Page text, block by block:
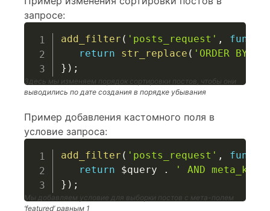
запросе:
add_filter ( 'posts_request' ,
return
str_replace ( 'ORDER BY'
} ) ;
Здесь мы изменяем порядок сортировки постов, чтобы они
выводились по дате создания в порядке убывания
Пример добавления кастомного поля в
условие запроса:
add_filter ( 'posts_request' ,
return
$query .
' AND
} ) ;
Мы добавляем условие для выборки постов с мета-полем
‘featured’ равным 1